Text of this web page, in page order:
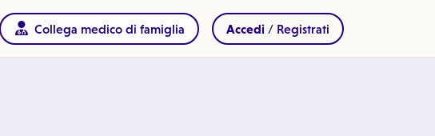
Collega medico di famiglia Accedi / Registrati